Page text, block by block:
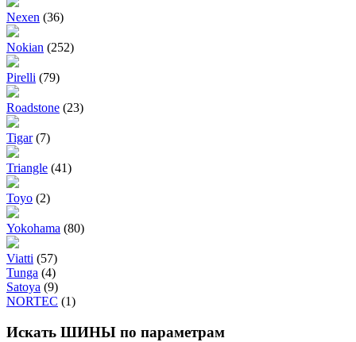
Nexen (36)
Nokian (252)
Pirelli (79)
Roadstone (23)
Tigar (7)
Triangle (41)
Toyo (2)
Yokohama (80)
Viatti (57)
Tunga (4)
Satoya (9)
NORTEC (1)
Искать ШИНЫ по параметрам